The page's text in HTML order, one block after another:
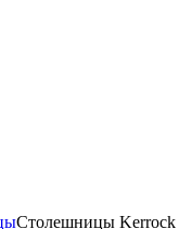
Столешницы Kerrock